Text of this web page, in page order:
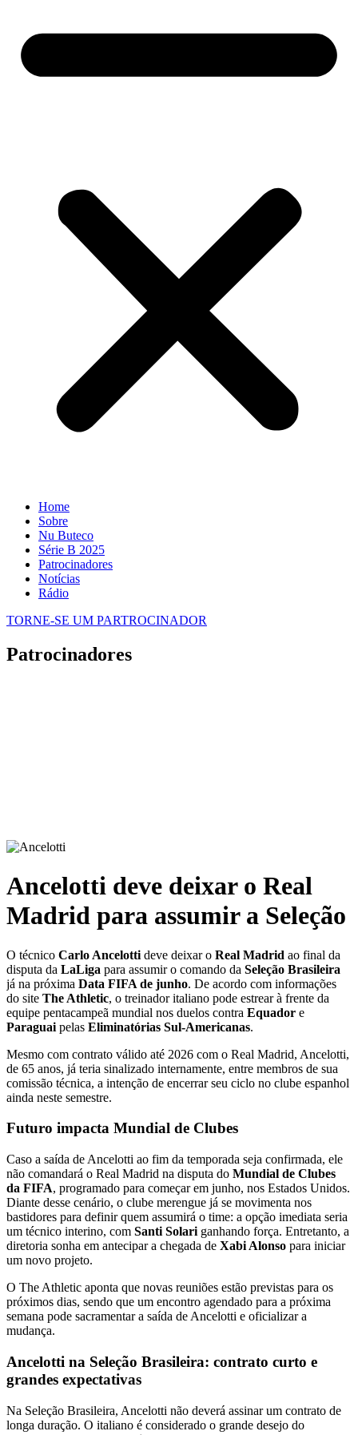
Home
Sobre
Nu Buteco
Série B 2025
Patrocinadores
Notícias
Rádio
TORNE-SE UM PARTROCINADOR
Patrocinadores
Ancelotti deve deixar o Real
Madrid para assumir a Seleção
O técnico Carlo Ancelotti deve deixar o Real Madrid ao final da
disputa da LaLiga para assumir o comando da Seleção Brasileira
já na próxima Data FIFA de junho. De acordo com informações
do site The Athletic, o treinador italiano pode estrear à frente da
equipe pentacampeã mundial nos duelos contra Equador e
Paraguai pelas Eliminatórias Sul-Americanas.
Mesmo com contrato válido até 2026 com o Real Madrid, Ancelotti,
de 65 anos, já teria sinalizado internamente, entre membros de sua
comissão técnica, a intenção de encerrar seu ciclo no clube espanhol
ainda neste semestre.
Futuro impacta Mundial de Clubes
Caso a saída de Ancelotti ao fim da temporada seja confirmada, ele
não comandará o Real Madrid na disputa do Mundial de Clubes
da FIFA, programado para começar em junho, nos Estados Unidos.
Diante desse cenário, o clube merengue já se movimenta nos
bastidores para definir quem assumirá o time: a opção imediata seria
um técnico interino, com Santi Solari ganhando força. Entretanto, a
diretoria sonha em antecipar a chegada de Xabi Alonso para iniciar
um novo projeto.
O The Athletic aponta que novas reuniões estão previstas para os
próximos dias, sendo que um encontro agendado para a próxima
semana pode sacramentar a saída de Ancelotti e oficializar a
mudança.
Ancelotti na Seleção Brasileira: contrato curto e
grandes expectativas
Na Seleção Brasileira, Ancelotti não deverá assinar um contrato de
longa duração. O italiano é considerado o grande desejo do